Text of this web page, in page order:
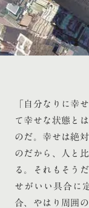
「自分なりに幸
て幸せな状態と
のだ。幸せは絶
のだから、人と
る。それもそう
せがいい具合に
合、やはり周囲